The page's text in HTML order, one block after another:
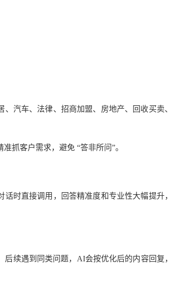
汽车、法律、招商加盟、房地产、回收买卖、
抓客户需求，避免 “答非所问”。
时直接调用，回答精准度和专业性大幅提升，
续遇到同类问题，AI会按优化后的内容回复，